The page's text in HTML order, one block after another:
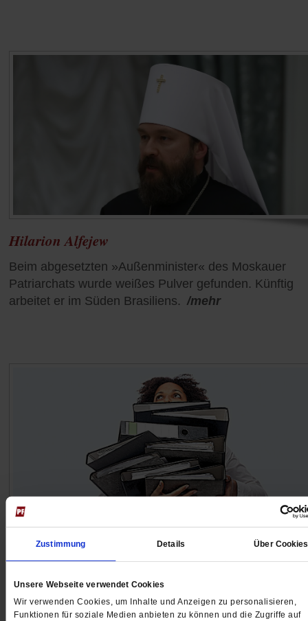
Zustimmung Details Über Cookies
Unsere Webseite verwendet Cookies
Wir verwenden Cookies, um Inhalte und Anzeigen zu personalisieren,
Funktionen für soziale Medien anbieten zu können und die Zugriffe auf
Hilarion Alfejew
Beim abgesetzten »Außenminister« des Moskauer
Patriarchats wurde weißes Pulver gefunden. Künftig
arbeitet er im Süden Brasiliens. /mehr
Kolumne von Peter Otten
Im Erzbischöflichen Generalvikariat zu Köln wird
jetzt groß geschrieben. Unser Kolumnist fragt sich, ob